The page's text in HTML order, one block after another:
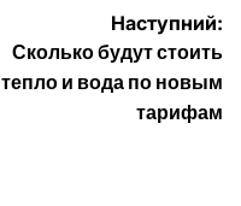
Наступний:
Сколько будут стоить
тепло и вода по новым
тарифам